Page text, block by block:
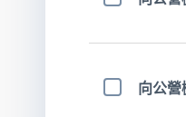
選擇項目
選擇項目
向公